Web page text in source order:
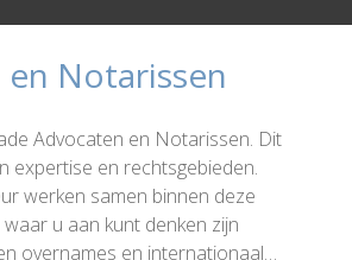
en Notarissen
Advocaten en Notarissen. Dit
expertise en rechtsgebieden.
werken samen binnen deze
u aan kunt denken zijn
overnames en internationaal…